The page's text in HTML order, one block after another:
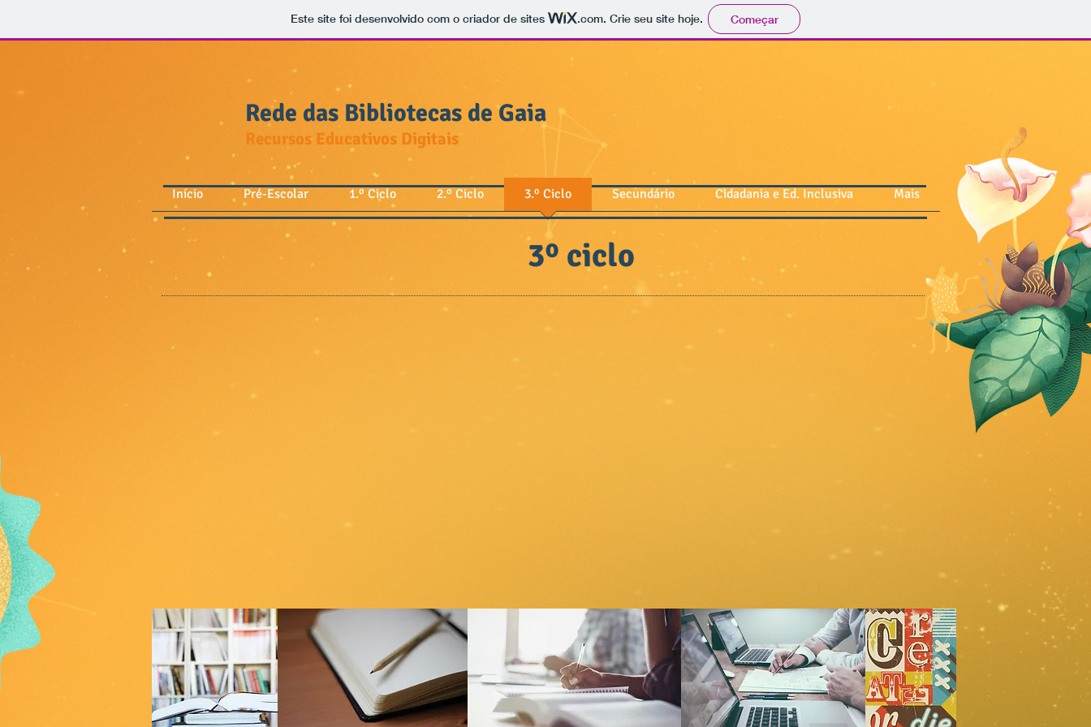
Este site foi desenvolvido com o criador de sites .com. Crie seu site hoje. Começar
Rede das Bibliotecas de Gaia
Recursos Educativos Digitais
Início Pré-Escolar 1.º Ciclo 2.º Ciclo 3.º Ciclo Secundário Cidadania e Ed. Inclusiva Mais
3º ciclo